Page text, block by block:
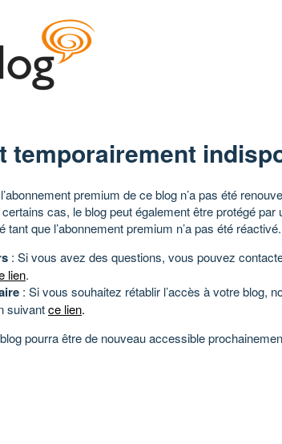
temporairement
premium de ce blog n’a pas été
cas, le blog peut également être protégé par
tant que l’abonnement premium n’a pas été réactivé.
: Si vous avez des questions, vous pouvez
lien.
: Si vous souhaitez rétablir l’accès à votre blog,
suivantce lien.
pourra être de nouveau accessible